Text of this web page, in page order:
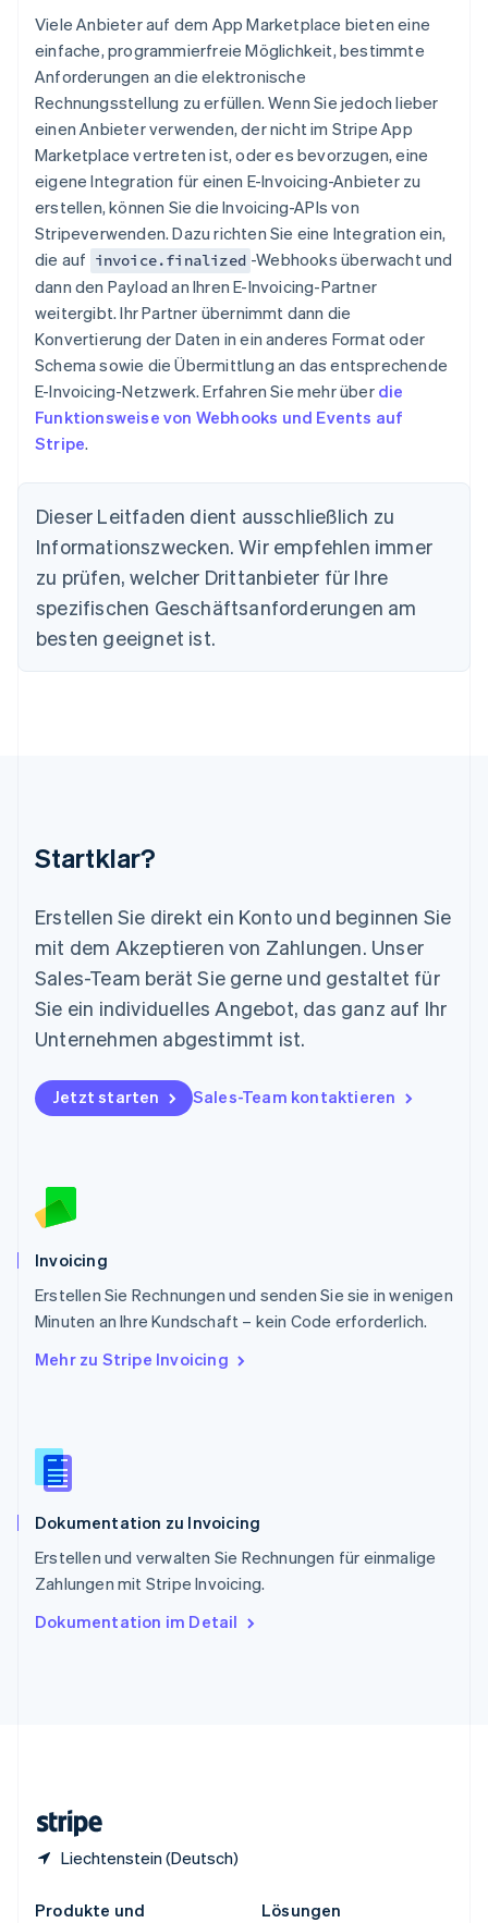
Viele Anbieter auf dem App Marketplace bieten eine
einfache, programmierfreie Möglichkeit, bestimmte
Anforderungen an die elektronische
Rechnungsstellung zu erfüllen. Wenn Sie jedoch lieber
einen Anbieter verwenden, der nicht im Stripe App
Marketplace vertreten ist, oder es bevorzugen, eine
eigene Integration für einen E-Invoicing-Anbieter zu
erstellen, können Sie die Invoicing-APIs von
Stripeverwenden. Dazu richten Sie eine Integration ein,
die auf invoice.finalized -Webhooks überwacht und
dann den Payload an Ihren E-Invoicing-Partner
weitergibt. Ihr Partner übernimmt dann die
Konvertierung der Daten in ein anderes Format oder
Schema sowie die Übermittlung an das entsprechende
E-Invoicing-Netzwerk. Erfahren Sie mehr über die
Funktionsweise von Webhooks und Events auf
Stripe.
Dieser Leitfaden dient ausschließlich zu
Informationszwecken. Wir empfehlen immer
zu prüfen, welcher Drittanbieter für Ihre
spezifischen Geschäftsanforderungen am
besten geeignet ist.
Startklar?
Erstellen Sie direkt ein Konto und beginnen Sie
mit dem Akzeptieren von Zahlungen. Unser
Sales-Team berät Sie gerne und gestaltet für
Sie ein individuelles Angebot, das ganz auf Ihr
Unternehmen abgestimmt ist.
Jetzt starten Sales-Team kontaktieren
Invoicing
Erstellen Sie Rechnungen und senden Sie sie in wenigen
Minuten an Ihre Kundschaft – kein Code erforderlich.
Mehr zu Stripe Invoicing
Dokumentation zu Invoicing
Erstellen und verwalten Sie Rechnungen für einmalige
Zahlungen mit Stripe Invoicing.
Dokumentation im Detail
Liechtenstein (Deutsch)
Estland
English
Festlandchina
简体中文 English
Finnland
Frankreich
FrançaisEnglish
Gibraltar
English
Griechenland
English
Indien
English
Irland
English
Italien
Italiano English
日本語
Kroatien
EnglishItaliano
English
Liechtenstein
Deutsch English
Litauen
English
Español English
Niederlande
NederlandsEnglish
English
Österreich
Deutsch
Polen
Portugal
PortuguêsEnglish
Schweden
Schweiz
Singapur
English简体中文
Slowakei
Slowenien
English
Spanien
Thailand
Tschechische Republik
English
English
Produkte und
Lösungen